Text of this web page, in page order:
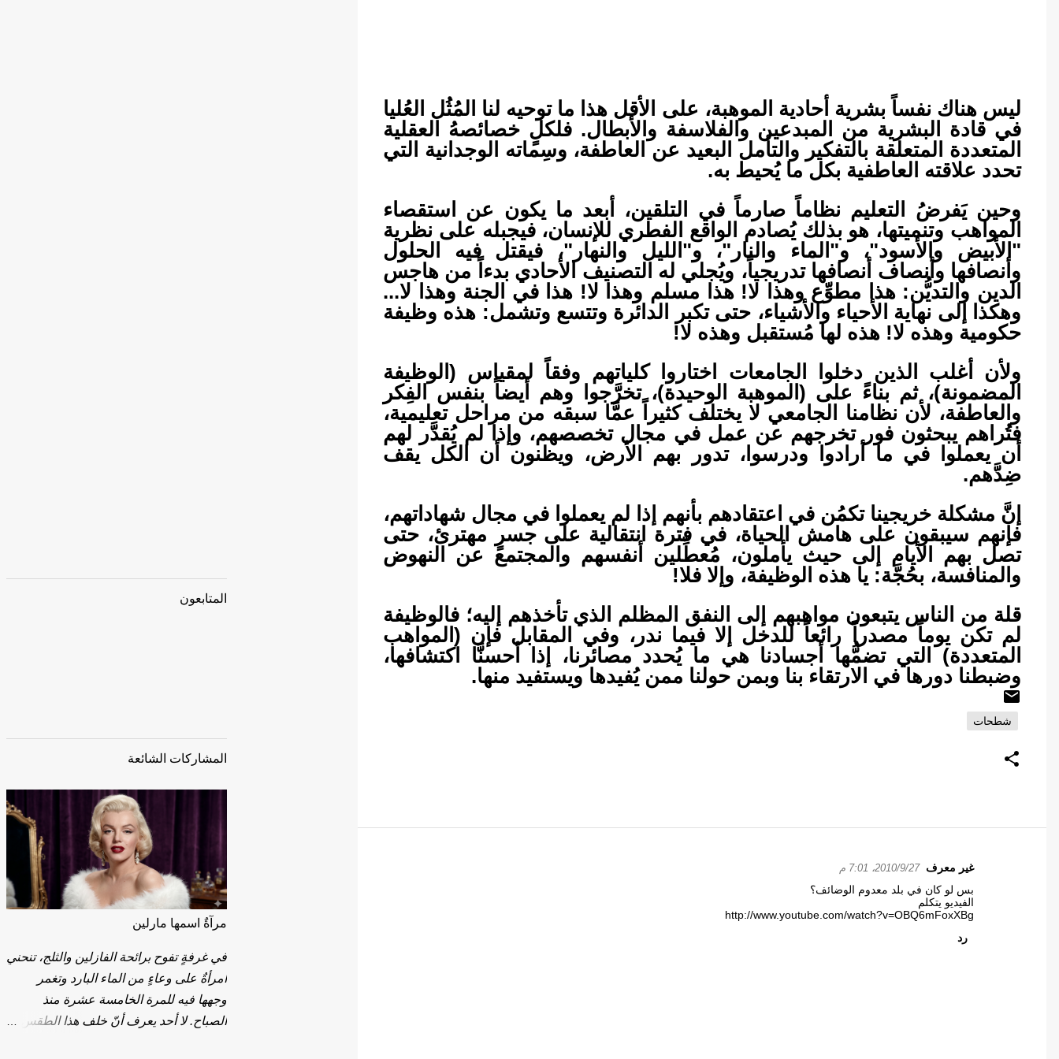
ليس هناك نفساً بشرية أحادية الموهبة، على الأقل هذا ما توحيه لنا المُثُل العُليا
في قادة البشرية من المبدعين والفلاسفة والأبطال. فلكلٍ خصائصهُ العقلية
المتعددة المتعلقة بالتفكير والتأمل البعيد عن العاطفة، وسِماته الوجدانية التي
تحدد علاقته العاطفية بكل ما يُحيط به.
وحين يَفرضُ التعليم نظاماً صارماً في التلقين، أبعد ما يكون عن استقصاء
المواهب وتنميتها، هو بذلك يُصادم الواقع الفطري للإنسان، فيجبله على نظرية
"الأبيض والأسود"، و"الماء والنار"، و"الليل والنهار"، فيقتل فيه الحلول
وأنصافها وأنصاف أنصافها تدريجياً، ويُجلي له التصنيف الأحادي بدءاً من هاجس
الدين والتديُّن: هذا مطوِّع وهذا لا! هذا مسلم وهذا لا! هذا في الجنة وهذا لا...
وهكذا إلى نهاية الأحياء والأشياء، حتى تكبر الدائرة وتتسع وتشمل: هذه وظيفة
حكومية وهذه لا! هذه لها مُستقبل وهذه لا!
ولأن أغلب الذين دخلوا الجامعات اختاروا كلياتهم وفقاً لمقياس (الوظيفة
المضمونة)، ثم بناءً على (الموهبة الوحيدة)، تخرَّجوا وهم أيضاً بنفس الفِكر
والعاطفة، لأن نظامنا الجامعي لا يختلف كثيراً عمَّا سبقه من مراحل تعليمية،
فتُراهم يبحثون فور تخرجهم عن عمل في مجال تخصصهم، وإذا لم يُقدَّر لهم
أن يعملوا في ما أرادوا ودرسوا، تدور بهم الأرض، ويظنون أن الكل يقف
ضِدَّهم.
إنَّ مشكلة خريجينا تكمُن في اعتقادهم بأنهم إذا لم يعملوا في مجال شهاداتهم،
فإنهم سيبقون على هامش الحياة، في فترة انتقالية على جسرٍ مهترئ، حتى
تصل بهم الأيام إلى حيث يأملون، مُعطِّلين أنفسهم والمجتمع عن النهوض
والمنافسة، بحُجَّة: يا هذه الوظيفة، وإلا فلا!
قلة من الناس يتبعون مواهبهم إلى النفق المظلم الذي تأخذهم إليه؛ فالوظيفة
لم تكن يوماً مصدراً رائعاً للدخل إلا فيما ندر، وفي المقابل فإن (المواهب
المتعددة) التي تضمُّها أجسادنا هي ما يُحدد مصائرنا، إذا أحسنَّا اكتشافها،
وضبطنا دورها في الارتقاء بنا وبمن حولنا ممن يُفيدها ويستفيد منها.
شطحات
غير معرف 27‏/9‏/2010، 7:01 م
بس لو كان في بلد معدوم الوضائف؟
الفيديو يتكلم
http://www.youtube.com/watch?v=OBQ6mFoxXBg
رد
المتابعون
المشاركات الشائعة
مرآةٌ اسمها مارلين
في غرفةٍ تفوح برائحة الفازلين والثلج، تنحني
امرأةٌ على وعاءٍ من الماء البارد وتغمر
وجهها فيه للمرة الخامسة عشرة منذ
الصباح. لا أحد يعرف أنّ خلف هذا الطقس